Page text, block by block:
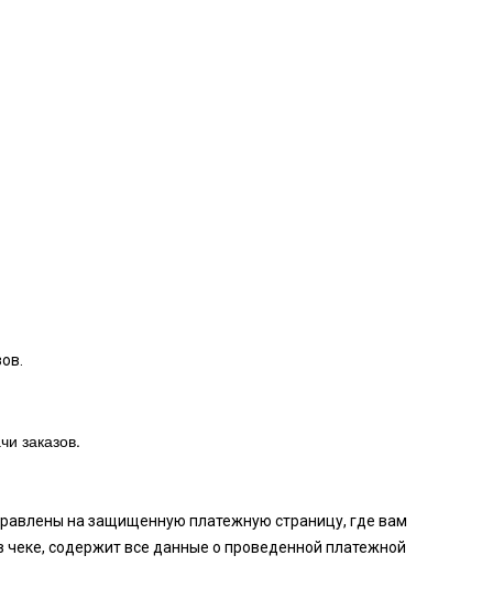
заказов.
на защищенную платежную страницу, где вам
содержит все данные о проведенной платежной